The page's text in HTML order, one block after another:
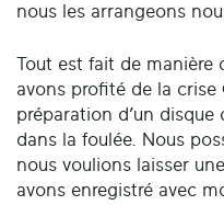
nous les arrangeons
Tout est fait de manière
avons profité de la crise
préparation d’un disque
dans la foulée. Nous
nous voulions laisser
avons enregistré avec